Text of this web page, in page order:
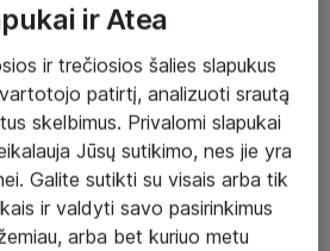
verslui
ir Atea
ir trečiosios šalies slapukus
patirtį, analizuoti srautą
skelbimus. Privalomi slapukai
Jūsų sutikimo, nes jie yra
Galite sutikti su visais arba tik
ir valdyti savo pasirinkimus
arba bet kuriuo metu